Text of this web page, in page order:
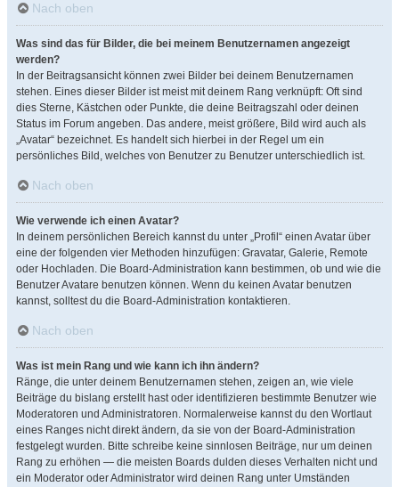
Nach oben
Was sind das für Bilder, die bei meinem Benutzernamen angezeigt
werden?
In der Beitragsansicht können zwei Bilder bei deinem Benutzernamen
stehen. Eines dieser Bilder ist meist mit deinem Rang verknüpft: Oft sind
dies Sterne, Kästchen oder Punkte, die deine Beitragszahl oder deinen
Status im Forum angeben. Das andere, meist größere, Bild wird auch als
„Avatar“ bezeichnet. Es handelt sich hierbei in der Regel um ein
persönliches Bild, welches von Benutzer zu Benutzer unterschiedlich ist.
Nach oben
Wie verwende ich einen Avatar?
In deinem persönlichen Bereich kannst du unter „Profil“ einen Avatar über
eine der folgenden vier Methoden hinzufügen: Gravatar, Galerie, Remote
oder Hochladen. Die Board-Administration kann bestimmen, ob und wie die
Benutzer Avatare benutzen können. Wenn du keinen Avatar benutzen
kannst, solltest du die Board-Administration kontaktieren.
Nach oben
Was ist mein Rang und wie kann ich ihn ändern?
Ränge, die unter deinem Benutzernamen stehen, zeigen an, wie viele
Beiträge du bislang erstellt hast oder identifizieren bestimmte Benutzer wie
Moderatoren und Administratoren. Normalerweise kannst du den Wortlaut
eines Ranges nicht direkt ändern, da sie von der Board-Administration
festgelegt wurden. Bitte schreibe keine sinnlosen Beiträge, nur um deinen
Rang zu erhöhen — die meisten Boards dulden dieses Verhalten nicht und
ein Moderator oder Administrator wird deinen Rang unter Umständen